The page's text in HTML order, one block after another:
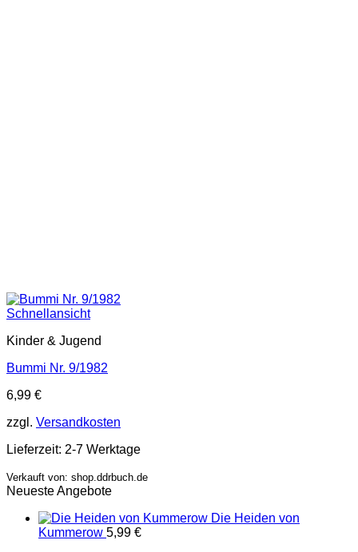
Schnellansicht
Kinder & Jugend
Bummi Nr. 9/1982
6,99 €
zzgl. Versandkosten
Lieferzeit: 2-7 Werktage
Verkauft von: shop.ddrbuch.de
Neueste Angebote
Die Heiden von
Kummerow 5,99 €